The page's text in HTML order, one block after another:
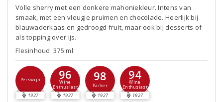
Volle sherry met een donkere mahoniekleur. Intens van
smaak, met een vleugje pruimen en chocolade. Heerlijk bij
blauwaderkaas en gedroogd fruit, maar ook bij desserts of
als topping over ijs.
Flesinhoud: 375 ml
Perswijn
1927
96
Wine
Enthusiast
1927
98
Parker
1927
94
Wine
Enthusiast
1927